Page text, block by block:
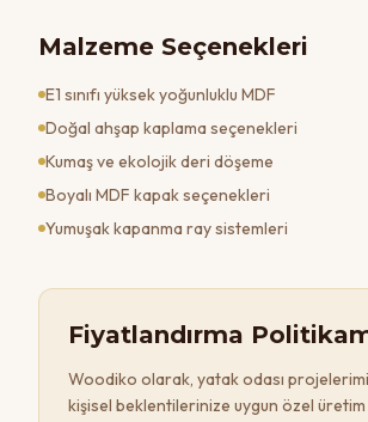
Malzeme Seçenekleri
E1 sınıfı yüksek yoğunluklu MDF
Doğal ahşap kaplama seçenekleri
Kumaş ve ekolojik deri döşeme
Boyalı MDF kapak seçenekleri
Yumuşak kapanma ray sistemleri
Fiyatlandırma
Woodiko olarak, yatak odası
kişisel beklentilerinize uygun özel